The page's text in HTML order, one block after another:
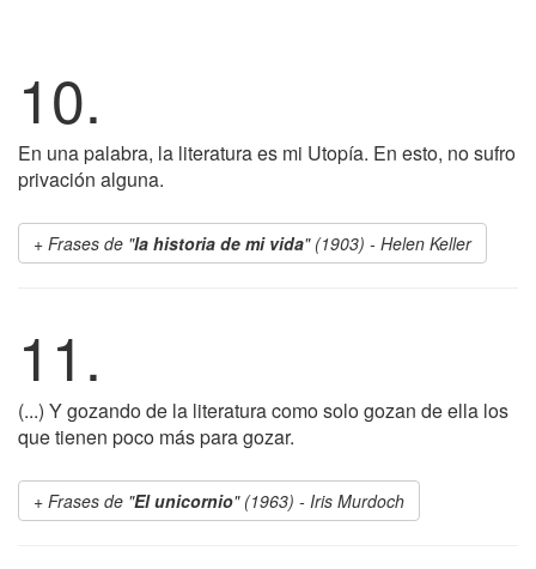
10.
En una palabra, la literatura es mi Utopía. En esto, no sufro
privación alguna.
Frases de "la historia de mi vida" (1903) - Helen Keller
11.
(...) Y gozando de la literatura como solo gozan de ella los
que tienen poco más para gozar.
Frases de "El unicornio" (1963) - Iris Murdoch